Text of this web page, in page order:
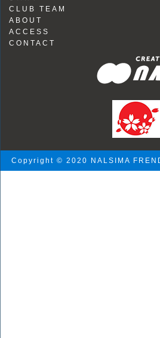
CLUB TEAM
ABOUT
ACCESS
CONTACT
Copyright © 2020 NALSIMA